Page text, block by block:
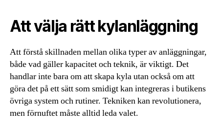
Att välja rätt kylanläggning
Att förstå skillnaden mellan olika typer av anläggningar,
både vad gäller kapacitet och teknik, är viktigt. Det
handlar inte bara om att skapa kyla utan också om att
göra det på ett sätt som smidigt kan integreras i butikens
övriga system och rutiner. Tekniken kan revolutionera,
men förnuftet måste alltid leda valet.